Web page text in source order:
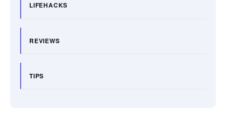
LIFEHACKS
REVIEWS
TIPS